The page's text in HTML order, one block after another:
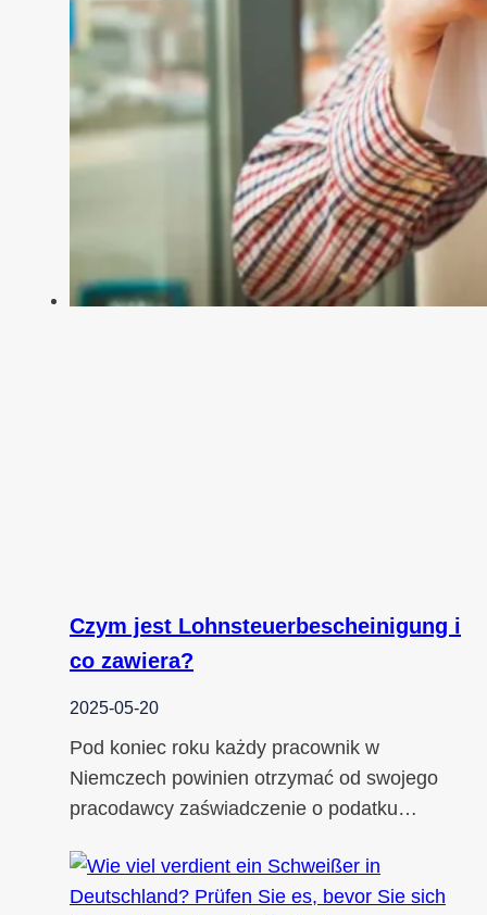
Czym jest Lohnsteuerbescheinigung i
co zawiera?
2025-05-20
Pod koniec roku każdy pracownik w
Niemczech powinien otrzymać od swojego
pracodawcy zaświadczenie o podatku…